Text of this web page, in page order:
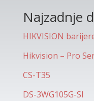
Najzadnje
HIKVISION
Hikvision – Pro
CS-T35
DS-3WG105G-SI